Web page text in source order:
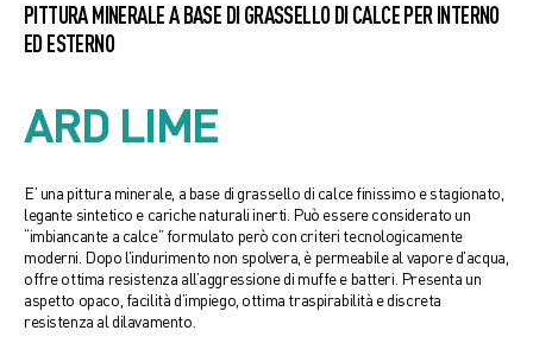
PITTURA MINERALE A BASE DI GRASSELLO DI CALCE PER INTERNO
ED ESTERNO
ARD LIME
E’ una pittura minerale, a base di grassello di calce finissimo e stagionato,
legante sintetico e cariche naturali inerti. Può essere considerato un
“imbiancante a calce” formulato però con criteri tecnologicamente
moderni. Dopo l’indurimento non spolvera, è permeabile al vapore d’acqua,
offre ottima resistenza all’aggressione di muffe e batteri. Presenta un
aspetto opaco, facilità d’impiego, ottima traspirabilità e discreta
resistenza al dilavamento.